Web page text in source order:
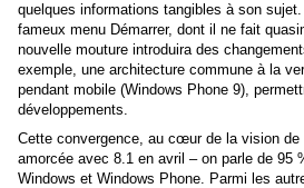
quelques informations tangibles à son
fameux menu Démarrer, dont il ne fait
nouvelle mouture introduira des
exemple, une architecture commune à la
pendant mobile (Windows Phone 9),
développements.
Cette convergence, au cœur de la vision
amorcée avec 8.1 en avril – on parle de 95
Windows et Windows Phone. Parmi les